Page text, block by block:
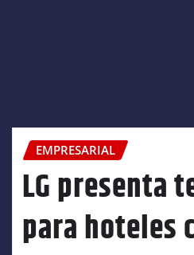
EMPRESARIAL
LG presenta
para hoteles